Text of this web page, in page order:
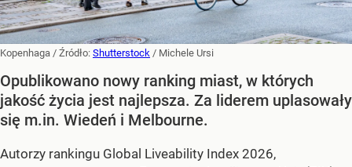
Kopenhaga / Źródło: Shutterstock / Michele Ursi
Opublikowano nowy ranking miast, w których
jakość życia jest najlepsza. Za liderem uplasowały
się m.in. Wiedeń i Melbourne.
Autorzy rankingu Global Liveability Index 2026,